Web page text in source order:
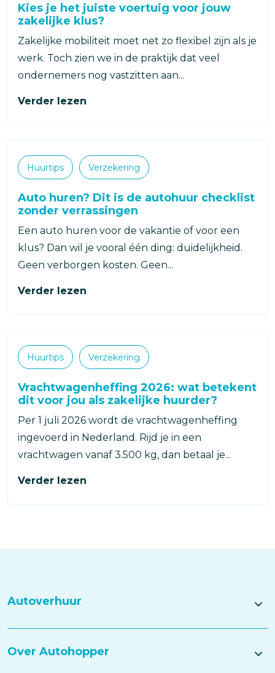
Kies je het juiste voertuig voor jouw
zakelijke klus?
Zakelijke mobiliteit moet net zo flexibel zijn als je
werk. Toch zien we in de praktijk dat veel
ondernemers nog vastzitten aan...
Verder lezen
Categorieën
Huurtips Verzekering
Auto huren? Dit is de autohuur checklist
zonder verrassingen
Een auto huren voor de vakantie of voor een
klus? Dan wil je vooral één ding: duidelijkheid.
Geen verborgen kosten. Geen...
Verder lezen
Categorieën
Huurtips Verzekering
Vrachtwagenheffing 2026: wat betekent
dit voor jou als zakelijke huurder?
Per 1 juli 2026 wordt de vrachtwagenheffing
ingevoerd in Nederland. Rijd je in een
vrachtwagen vanaf 3.500 kg, dan betaal je...
Verder lezen
Autoverhuur
Over Autohopper